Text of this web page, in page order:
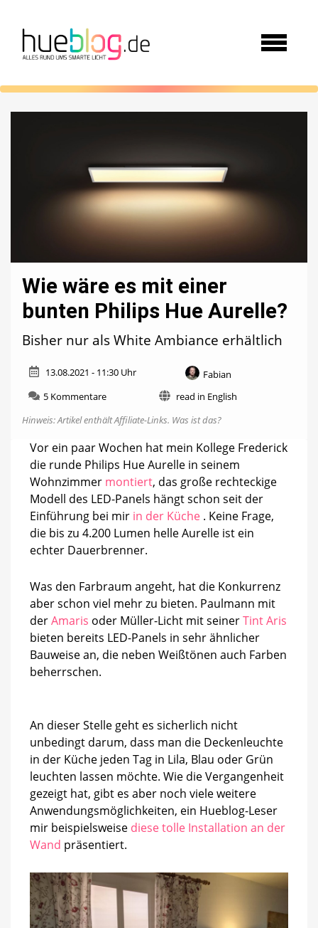
Wie wäre es mit einer
bunten Philips Hue Aurelle?
Bisher nur als White Ambiance erhältlich
13.08.2021 - 11:30 Uhr
Fabian
5 Kommentarezu
wäre
mit
einer
bunten
Hue
Aurelle?
read in English
Hinweis: Artikel enthält Affiliate-Links. Was ist das?
Vor ein paar Wochen hat mein Kollege Frederick
die runde Philips Hue Aurelle in seinem
Wohnzimmer montiert, das große rechteckige
Modell des LED-Panels hängt schon seit der
Einführung bei mir in der Küche . Keine Frage,
die bis zu 4.200 Lumen helle Aurelle ist ein
echter Dauerbrenner.
Was den Farbraum angeht, hat die Konkurrenz
aber schon viel mehr zu bieten. Paulmann mit
derAmaris oder Müller-Licht mit seinerTint Aris
bieten bereits LED-Panels in sehr ähnlicher
Bauweise an, die neben Weißtönen auch Farben
beherrschen.
An dieser Stelle geht es sicherlich nicht
unbedingt darum, dass man die Deckenleuchte
in der Küche jeden Tag in Lila, Blau oder Grün
leuchten lassen möchte. Wie die Vergangenheit
gezeigt hat, gibt es aber noch viele weitere
Anwendungsmöglichkeiten, ein Hueblog-Leser
mir beispielsweise diese tolle Installation an der
Wand präsentiert.